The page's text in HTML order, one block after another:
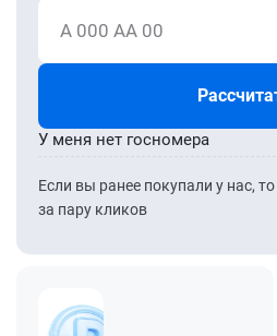
А 000 АА 00
Если вы ранее покупали у нас,
за пару кликов
У меня нет госномера